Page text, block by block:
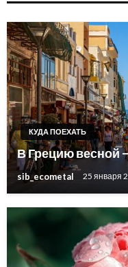
КУДА ПОЕХАТЬ
В Грецию весной
sib_ecometal 25 января